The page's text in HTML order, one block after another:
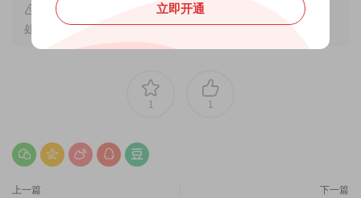
本文链接： https://chu520.com/720.html
，转载请注明出
处。
1 1
上一篇 下一篇
立即开通